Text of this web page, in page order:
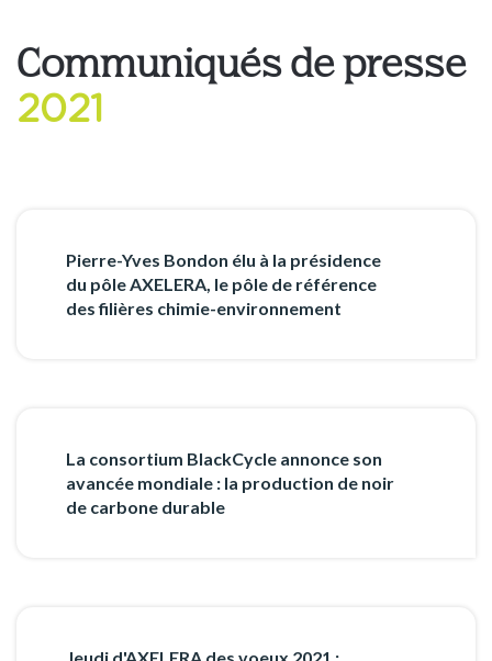
Communiqués de presse
2021
Pierre-Yves Bondon élu à la présidence
du pôle AXELERA, le pôle de référence
des filières chimie-environnement
La consortium BlackCycle annonce son
avancée mondiale : la production de noir
de carbone durable